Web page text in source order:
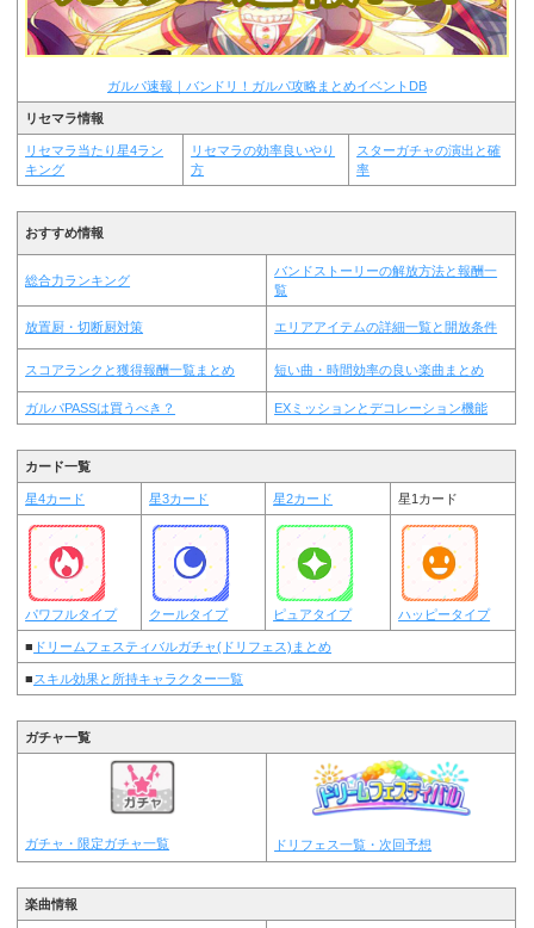
ガルパ速報｜バンドリ！ガルパ攻略まとめイベントDB
リセマラ情報
リセマラ当たり星4ラン
キング
リセマラの効率良いやり
方
スターガチャの演出と確
率
おすすめ情報
総合力ランキング
バンドストーリーの解放方法と報酬一
覧
放置厨・切断厨対策 エリアアイテムの詳細一覧と開放条件
スコアランクと獲得報酬一覧まとめ 短い曲・時間効率の良い楽曲まとめ
ガルパPASSは買うべき？ EXミッションとデコレーション機能
カード一覧
星4カード 星3カード 星2カード 星1カード
パワフルタイプ クールタイプ ピュアタイプ ハッピータイプ
■ ドリームフェスティバルガチャ(ドリフェス)まとめ
■スキル効果と所持キャラクター一覧
ガチャ一覧
ガチャ・限定ガチャ一覧 ドリフェス一覧・次回予想
楽曲情報